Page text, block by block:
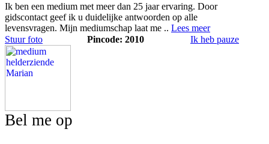
Ik ben een medium met meer dan 25 jaar ervaring. Door
gidscontact geef ik u duidelijke antwoorden op alle
levensvragen. Mijn mediumschap laat me .. Lees meer
Stuur foto
Pincode: 2010 Ik heb pauze
Bel me op